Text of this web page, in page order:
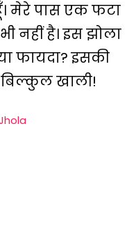
मेरे पास एक फटा
नहीं है। इस झोला
फायदा? इसकी
बिल्कुल खाली!